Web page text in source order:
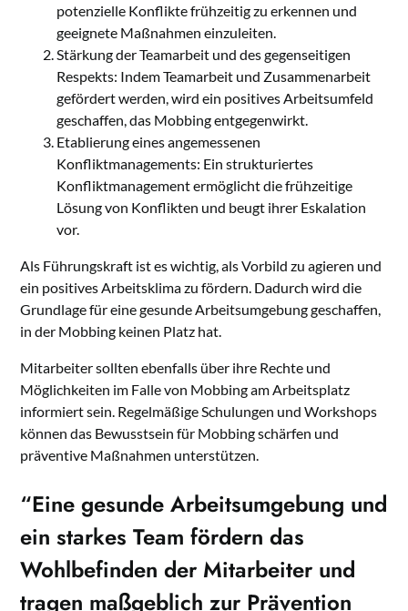
potenzielle Konflikte frühzeitig zu erkennen und
geeignete Maßnahmen einzuleiten.
Stärkung der Teamarbeit und des gegenseitigen
Respekts: Indem Teamarbeit und Zusammenarbeit
gefördert werden, wird ein positives Arbeitsumfeld
geschaffen, das Mobbing entgegenwirkt.
Etablierung eines angemessenen
Konfliktmanagements: Ein strukturiertes
Konfliktmanagement ermöglicht die frühzeitige
Lösung von Konflikten und beugt ihrer Eskalation
vor.
Als Führungskraft ist es wichtig, als Vorbild zu agieren und
ein positives Arbeitsklima zu fördern. Dadurch wird die
Grundlage für eine gesunde Arbeitsumgebung geschaffen,
in der Mobbing keinen Platz hat.
Mitarbeiter sollten ebenfalls über ihre Rechte und
Möglichkeiten im Falle von Mobbing am Arbeitsplatz
informiert sein. Regelmäßige Schulungen und Workshops
können das Bewusstsein für Mobbing schärfen und
präventive Maßnahmen unterstützen.
“Eine gesunde Arbeitsumgebung und
ein starkes Team fördern das
Wohlbefinden der Mitarbeiter und
tragen maßgeblich zur Prävention